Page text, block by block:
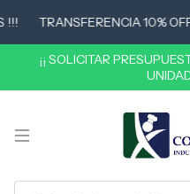
TRANSFERENCIA 10% OFF
¡¡ SOLICITAR